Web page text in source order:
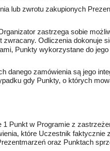
lub zwrotu zakupionych
zastrzega sobie
Odliczenia dokonuje
Punkty wykorzystane do
danego zamówienia są jego
gdy Punkty, o których
Punkt w Programie z
które Uczestnik faktycznie
oraz Punktach